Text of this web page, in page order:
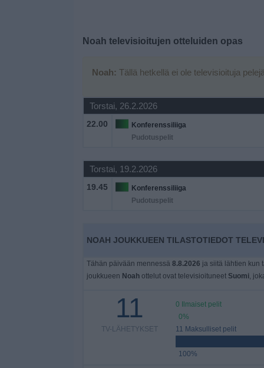
Noah televisioitujen otteluiden opas
Noah: Tällä hetkellä ei ole televisioituja
Torstai, 26.2.2026
22.00
Konferenssiliiga
Pudotuspelit
Torstai, 19.2.2026
19.45
Konferenssiliiga
Pudotuspelit
NOAH JOUKKUEEN TILASTOTIEDOT
Tähän päivään mennessä 8.8.2026 ja siitä lähtien kun
joukkueen Noahottelut ovat televisioituneet Suomi,
11
TV-LÄHETYKSET
0 Ilmaiset pelit
0%
11 Maksulliset pelit
100%